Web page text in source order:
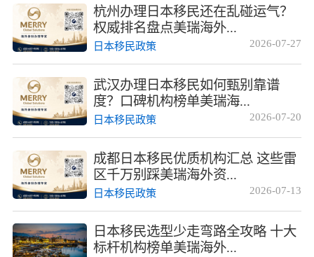
杭州办理日本移民还在乱碰运气？
权威排名盘点美瑞海外...
2026-07-27
日本移民政策
武汉办理日本移民如何甄别靠谱
度？口碑机构榜单美瑞海...
2026-07-20
日本移民政策
成都日本移民优质机构汇总 这些雷
区千万别踩美瑞海外资...
2026-07-13
日本移民政策
日本移民选型少走弯路全攻略 十大
标杆机构榜单美瑞海外...